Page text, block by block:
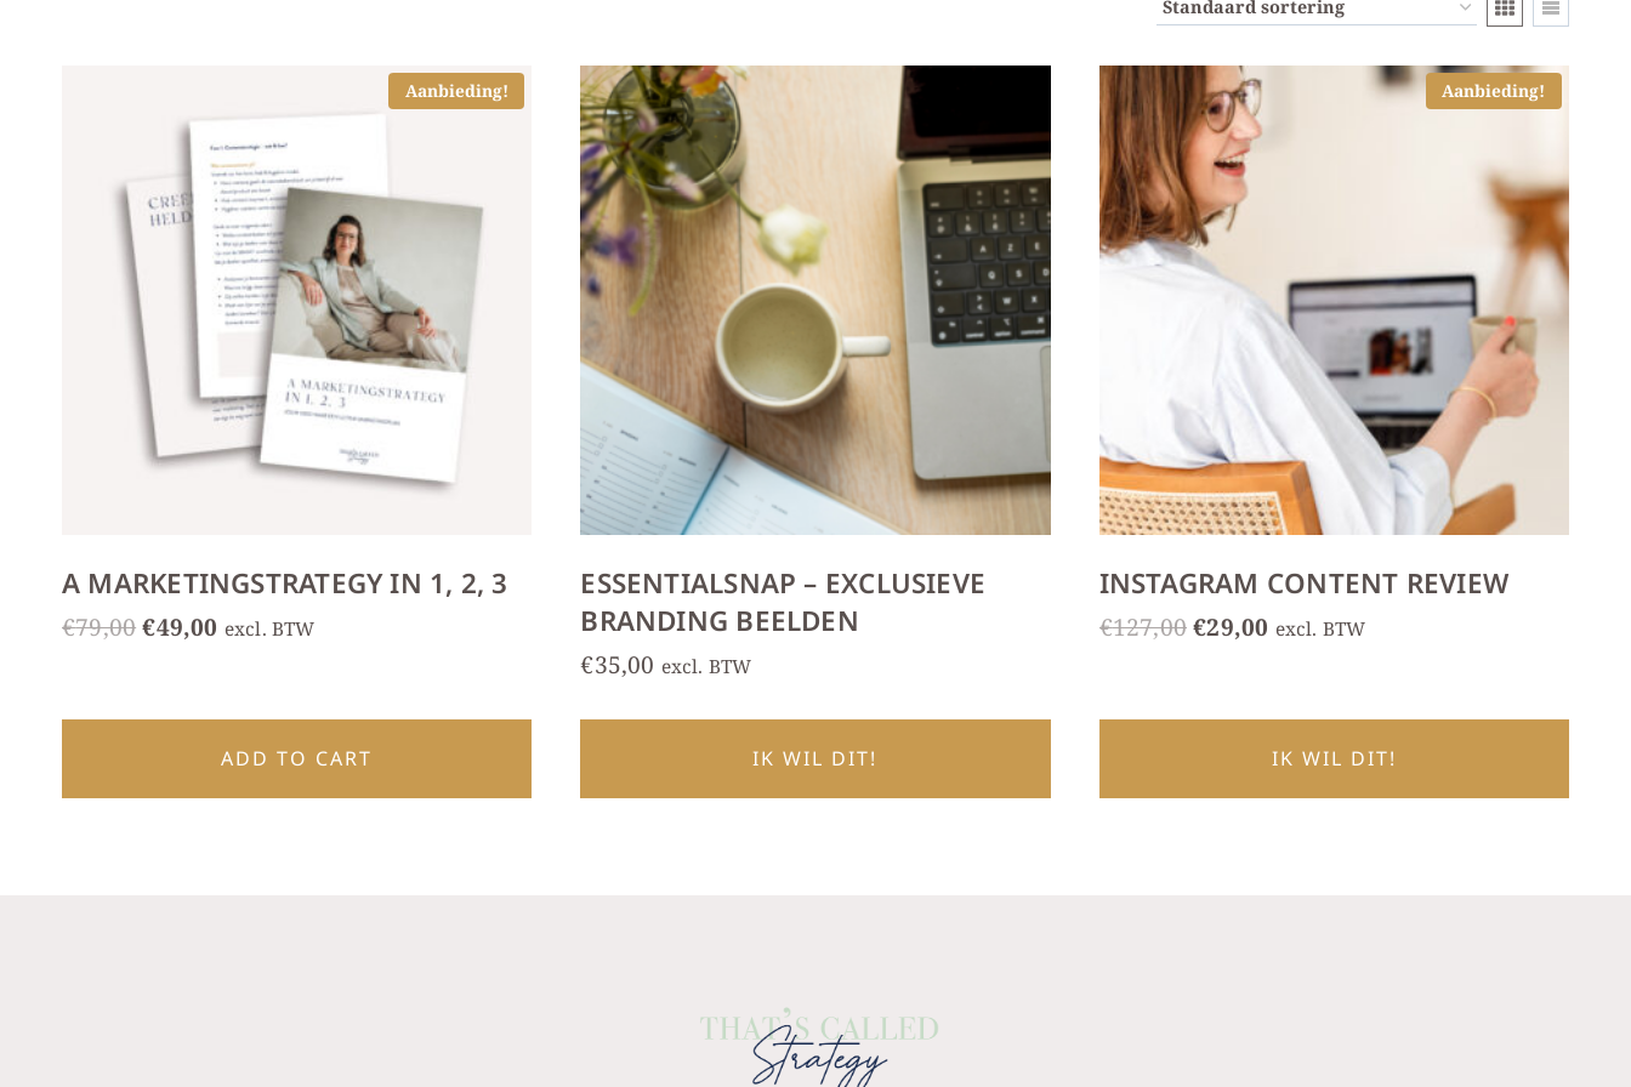
Aanbieding!
A MARKETINGSTRATEGY IN 1, 2, 3
€79,00Oorspronkelijke
€79,00.
€49,00 Huidige
€49,00.
excl. BTW
ADD TO CART
ESSENTIALSNAP – EXCLUSIEVE
BRANDING BEELDEN
€35,00 excl. BTW
IK WIL DIT!
Aanbieding!
INSTAGRAM CONTENT REVIEW
€127,00Oorspronkelijke
€127,00.
€29,00 Huidige
€29,00.
excl. BTW
IK WIL DIT!